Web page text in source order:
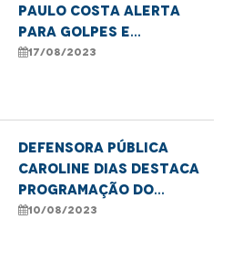
Paulo Costa alerta
para golpes e
cobranças indevidas de
17/08/2023
Defensora pública
Caroline Dias destaca
programação do
Agosto Lilás contra
10/08/2023